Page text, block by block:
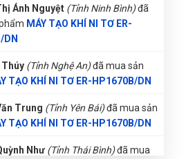
DN
(Tỉnh Nghệ An)đã mua sản
TẠO KHÍ NI TƠ ER-HP1670B/DN
Trung (Tỉnh Yên Bái) đã mua sản
TẠO KHÍ NI TƠ ER-HP1670B/DN
Như (Tỉnh Thái Bình)đã mua
MÁY TẠO KHÍ NI TƠ ER-
(Đánh giá 1 năm trước)
hài hòa, mới lạ. Thích vì không
nhé